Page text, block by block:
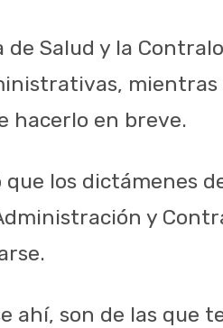
de Salud y la
mientras
hacerlo en breve.
que los dictámenes
y
ahí, son de las que